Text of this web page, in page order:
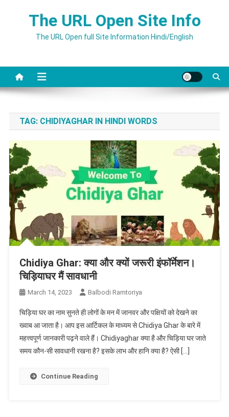
The URL Open Site Info
The URL Open full Site Information Hindi/English
TAG: CHIDIYAGHAR IN HINDI WORDS
Chidiya Ghar: क्या और क्यों जरूरी इंफॉर्मेशन।
चिड़ियाघर मैं सावधानी
March 14, 2023 Balbodi Ramtoriya
चिड़िया घर का नाम सुनते ही लोगों के मन में जानवर और पक्षियों को देखने का
ख्वाब आ जाता है। आप इस आर्टिकल के माध्यम से Chidiya Ghar के बारे में
महत्त्वपूर्ण जानकारी पढ़ने वाले हैं। Chidiyaghar क्या है और चिड़िया घर जाते
समय कौन-सी सावधानी रखना है? इसके लाभ और हानि क्या है? ऐसी […]
Continue Reading